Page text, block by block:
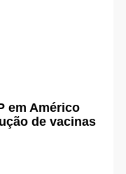
em Américo
de vacinas